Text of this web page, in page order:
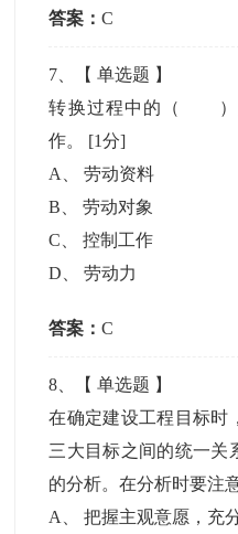
答案：C
7 、【单选题 】
转换过程中的（ ）
作。 [1分]
A
、劳动资料
B 、劳动对象
C 、控制工作
D 、劳动力
答案：C
8 、【单选题 】
在确定建设工程目标时
三大目标之间的统一关
的分析。在分析时要
A
、把握主观意愿，充